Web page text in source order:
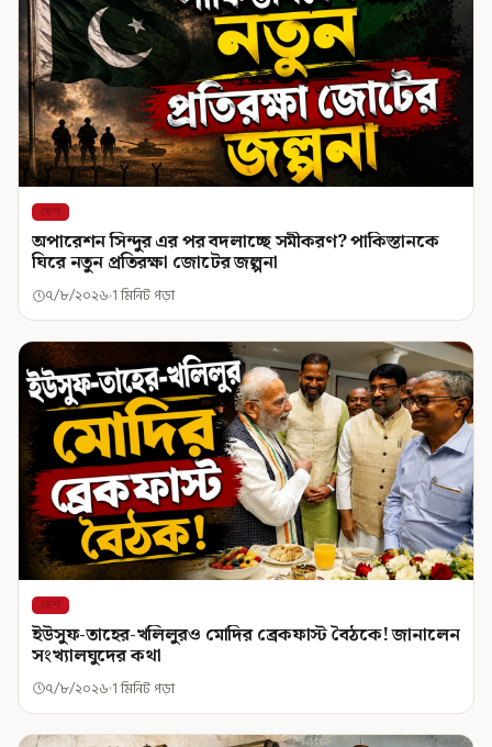
দেশ
অপারেশন সিন্দুর এর পর বদলাচ্ছে সমীকরণ? পাকিস্তানকে
ঘিরে নতুন প্রতিরক্ষা জোটের জল্পনা
৭/৮/২০২৬ 1 মিনিট পড়া
দেশ
ইউসুফ-তাহের-খলিলুরও মোদির ব্রেকফাস্ট বৈঠকে! জানালেন
সংখ্যালঘুদের কথা
৭/৮/২০২৬ 1 মিনিট পড়া